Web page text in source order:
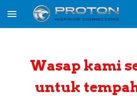
Skip to main content
Wasap kami
untuk